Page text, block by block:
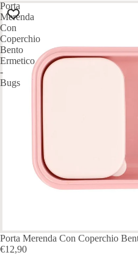
Porta
Merenda
Con
Coperchio
Bento
Ermetico
-
Bugs
Porta Merenda Con Coperchio
€12,90